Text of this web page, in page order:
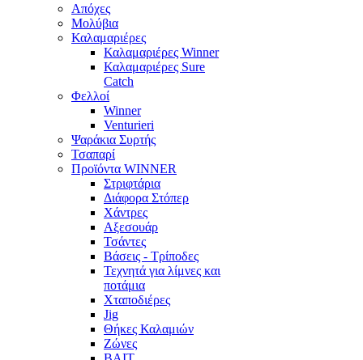
Απόχες
Μολύβια
Καλαμαριέρες
Καλαμαριέρες Winner
Καλαμαριέρες Sure
Catch
Φελλοί
Winner
Venturieri
Ψαράκια Συρτής
Τσαπαρί
Προϊόντα WINNER
Στριφτάρια
Διάφορα Στόπερ
Χάντρες
Αξεσουάρ
Τσάντες
Βάσεις - Τρίποδες
Τεχνητά για λίμνες και
ποτάμια
Χταποδιέρες
Jig
Θήκες Καλαμιών
Ζώνες